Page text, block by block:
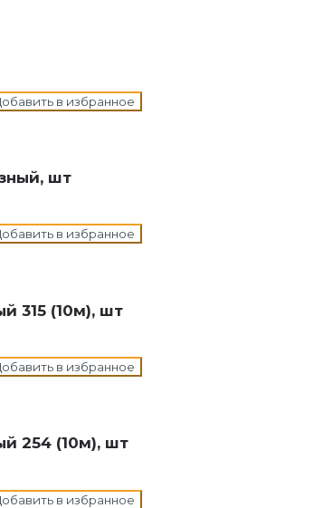
в избранное
шт
в избранное
315 (10м), шт
в избранное
254 (10м), шт
в избранное